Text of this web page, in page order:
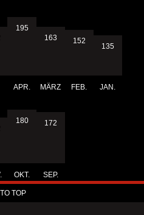
195
APR.
163
MÄRZ
152
FEB.
135
JAN.
180
OKT.
172
SEP.
TOP